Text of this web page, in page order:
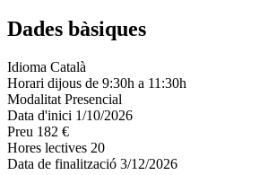
Dades bàsiques
Idioma Català
Horari dijous de 9:30h a 11:30h
Modalitat Presencial
Data d'inici 1/10/2026
Preu 182 €
Hores lectives 20
Data de finalització 3/12/2026